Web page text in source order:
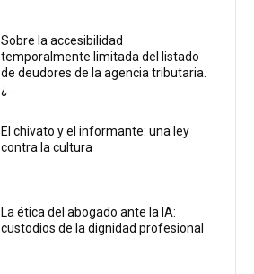
Sobre la accesibilidad
temporalmente limitada del listado
de deudores de la agencia tributaria.
¿...
El chivato y el informante: una ley
contra la cultura
La ética del abogado ante la IA:
custodios de la dignidad profesional